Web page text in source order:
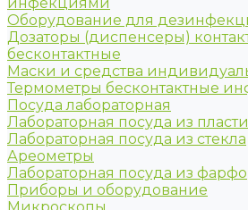
Оборудование для
Дозаторы (диспенсеры)
бесконтактные
Маски и средства
Термометры бесконтактные
Посуда лабораторная
Лабораторная посуда из
Лабораторная посуда из стекла
Ареометры
Лабораторная посуда из
Приборы и оборудование